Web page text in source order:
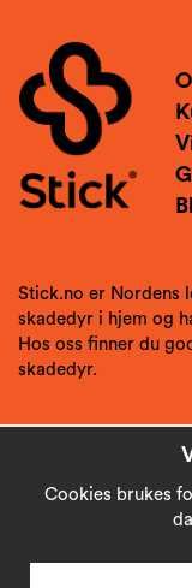
Stick.no er Nordens
skadedyr i hjem og
Hos oss finner du
skadedyr.
Cookies brukes